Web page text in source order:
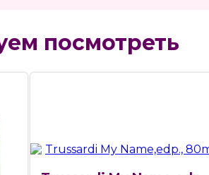
посмотреть